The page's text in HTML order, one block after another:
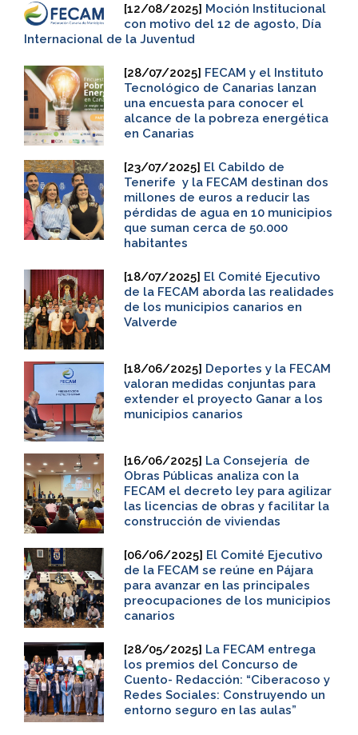
[12/08/2025] Moción Institucional
con motivo del 12 de agosto, Día
Internacional de la Juventud
[28/07/2025] FECAM y el Instituto
Tecnológico de Canarias lanzan
una encuesta para conocer el
alcance de la pobreza energética
en Canarias
[23/07/2025] El Cabildo de
Tenerife y la FECAM destinan dos
millones de euros a reducir las
pérdidas de agua en 10 municipios
que suman cerca de 50.000
habitantes
[18/07/2025] El Comité Ejecutivo
de la FECAM aborda las realidades
de los municipios canarios en
Valverde
[18/06/2025] Deportes y la FECAM
valoran medidas conjuntas para
extender el proyecto Ganar a los
municipios canarios
[16/06/2025] La Consejería de
Obras Públicas analiza con la
FECAM el decreto ley para agilizar
las licencias de obras y facilitar la
construcción de viviendas
[06/06/2025] El Comité Ejecutivo
de la FECAM se reúne en Pájara
para avanzar en las principales
preocupaciones de los municipios
canarios
[28/05/2025] La FECAM entrega
los premios del Concurso de
Cuento- Redacción: “Ciberacoso y
Redes Sociales: Construyendo un
entorno seguro en las aulas”